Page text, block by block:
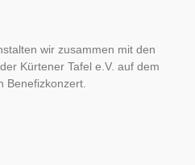
wir zusammen mit den
Kürtener Tafel e.V. auf dem
Benefizkonzert.